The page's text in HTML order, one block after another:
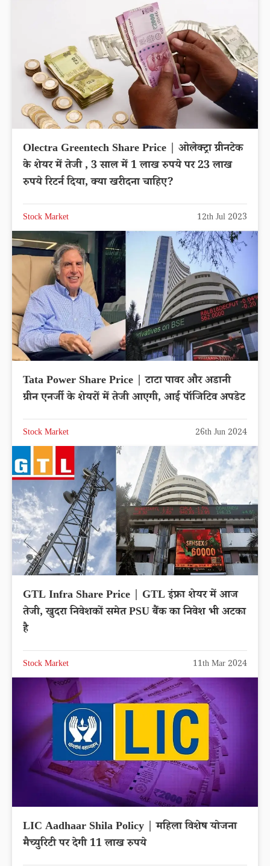
Olectra Greentech Share Price | ओलेक्ट्रा ग्रीनटेक
के शेयर में तेजी , 3 साल में 1 लाख रुपये पर 23 लाख
रुपये रिटर्न दिया, क्या खरीदना चाहिए?
Stock Market 12th Jul 2023
Tata Power Share Price | टाटा पावर और अडानी
ग्रीन एनर्जी के शेयरों में तेजी आएगी, आई पॉजिटिव अपडेट
Stock Market 26th Jun 2024
GTL Infra Share Price | GTL इंफ्रा शेयर में आज
तेजी, खुदरा निवेशकों समेत PSU बैंक का निवेश भी अटका
है
Stock Market 11th Mar 2024
LIC Aadhaar Shila Policy | महिला विशेष योजना
मैच्युरिटी पर देगी 11 लाख रुपये